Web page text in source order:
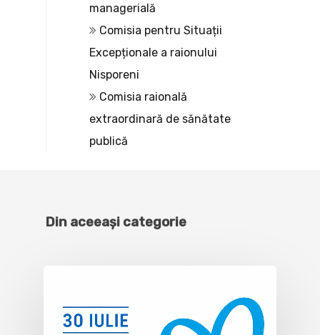
managerială
Comisia pentru Situații
Excepționale a raionului
Nisporeni
Comisia raională
extraordinară de sănătate
publică
Din aceeași categorie